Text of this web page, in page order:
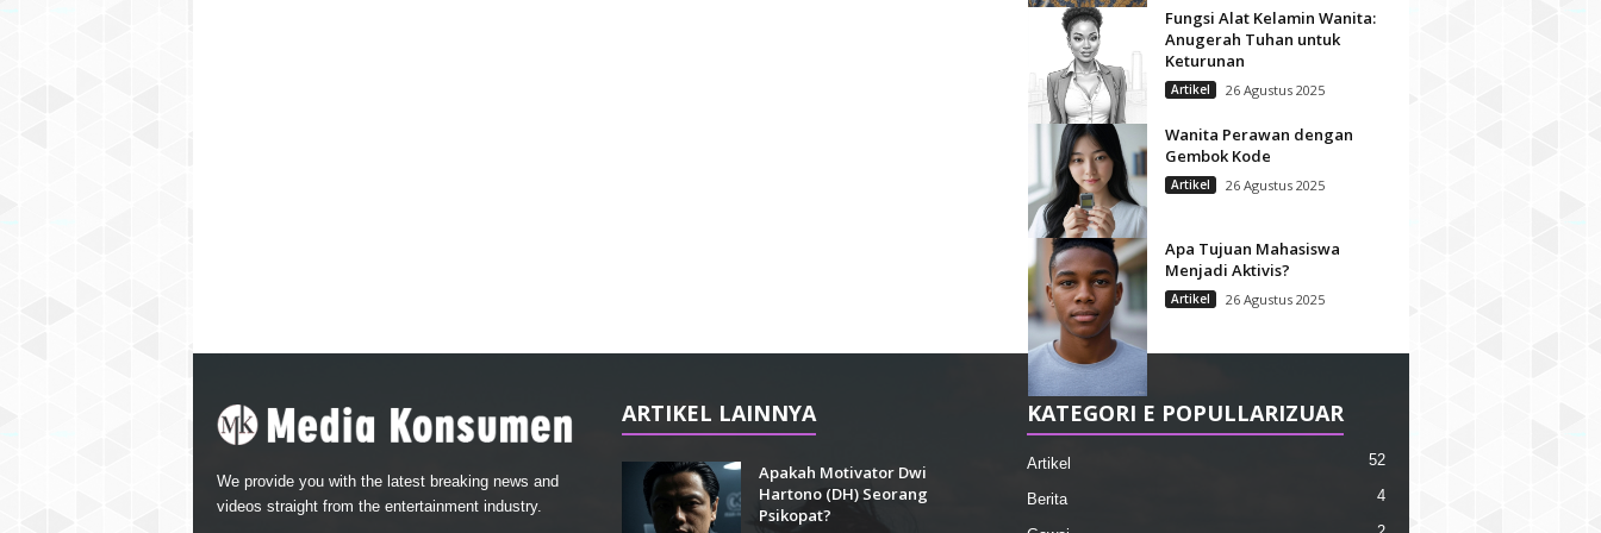
Fungsi Alat Kelamin Wanita:
Anugerah Tuhan untuk
Keturunan
Artikel 26 Agustus 2025
Wanita Perawan dengan
Gembok Kode
Artikel 26 Agustus 2025
Apa Tujuan Mahasiswa
Menjadi Aktivis?
Artikel 26 Agustus 2025
We provide you with the latest breaking news and
videos straight from the entertainment industry.
ARTIKEL LAINNYA
Apakah Motivator Dwi
Hartono (DH) Seorang
Psikopat?
KATEGORI E POPULLARIZUAR
Artikel 52
Berita 4